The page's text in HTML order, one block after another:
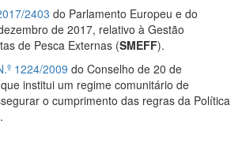
2403 do Parlamento Europeu e do
de 2017, relativo à Gestão
de Pesca Externas (SMEFF).
1224/2009 do Conselho de 20 de
institui um regime comunitário de
o cumprimento das regras da Política